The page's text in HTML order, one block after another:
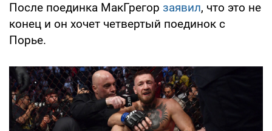
После поединка МакГрегор заявил, что это не
конец и он хочет четвертый поединок с
Порье.